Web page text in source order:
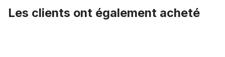
Les clients ont également acheté